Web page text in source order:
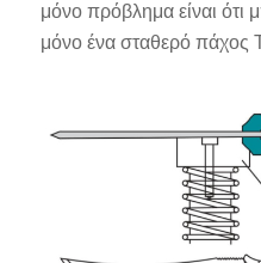
μόνο πρόβλημα είναι ότι
μόνο ένα σταθερό πάχος